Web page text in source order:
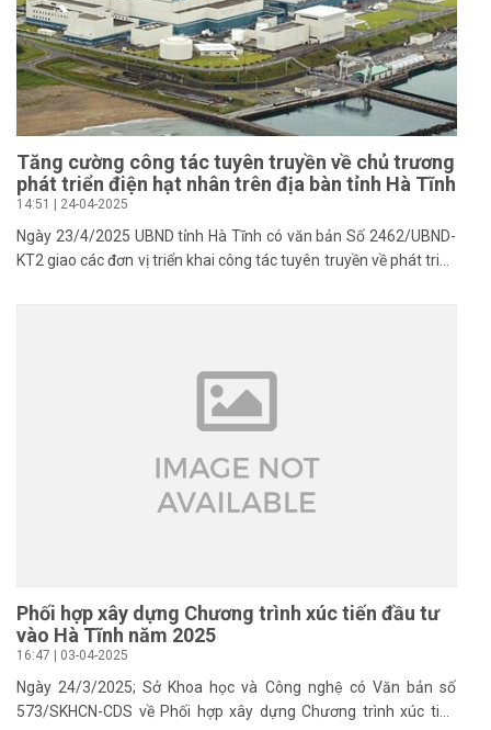
Tăng cường công tác tuyên truyền về chủ trương
phát triển điện hạt nhân trên địa bàn tỉnh Hà Tĩnh
14:51 | 24-04-2025
Ngày 23/4/2025 UBND tỉnh Hà Tĩnh có văn bản Số 2462/UBND-
KT2 giao các đơn vị triển khai công tác tuyên truyền về phát triển
14/4/2025 của Ban Tuyên giáo Dân vận tỉnh ủy về việc tuyên
lượng quốc gia trong tình hình mới.
Phối hợp xây dựng Chương trình xúc tiến đầu tư
vào Hà Tĩnh năm 2025
16:47 | 03-04-2025
Ngày 24/3/2025; Sở Khoa học và Công nghệ có Văn bản số
573/SKHCN-CDS về Phối hợp xây dựng Chương trình xúc tiến